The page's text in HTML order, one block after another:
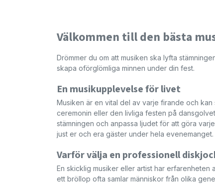
Välkommen till den bästa
Drömmer du om att musiken ska lyfta
skapa oförglömliga minnen under din fest.
En musikupplevelse för livet
Musiken är en vital del av varje firande och
ceremonin eller den livliga festen på
stämningen och anpassa ljudet för att göra
just er och era gäster under hela evenemanget.
Varför välja en professionell
En skicklig musiker eller artist har erfarenheten
ett bröllop ofta samlar människor från olika